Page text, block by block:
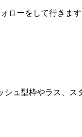
ローをして行きます
ュ型枠やラス、